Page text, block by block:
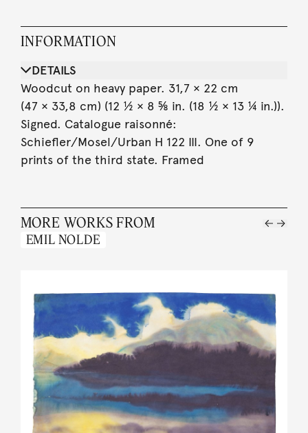
INFORMATION
DETAILS
Woodcut on heavy paper. 31,7 × 22 cm
(47 × 33,8 cm) (12 ½ × 8 ⅝ in. (18 ½ × 13 ¼ in.)).
Signed. Catalogue raisonné:
Schiefler/Mosel/Urban H 122 III. One of 9
prints of the third state. Framed
MORE WORKS FROM
EMIL NOLDE